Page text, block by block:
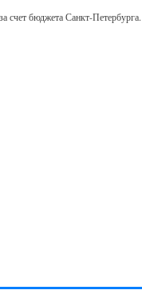
счет бюджета Санкт-Петербурга.